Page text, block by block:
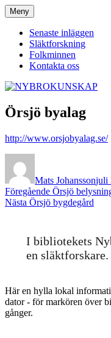
Hoppa
till
innehåll
NYBROKUNSKAP
Meny
Senaste inläggen
Släktforskning
Folkminnen
Kontakta oss
Örsjö byalag
http://www.orsjobyalag.se/
Mats Johanssonjuli
Föregående Föregående
inlägg:
Örsjö
Nästa Nästa
Örsjö bygdegård
I bibliotekets
en släktforskare.
Här en hylla lokal
dator - för markören över
gånger.